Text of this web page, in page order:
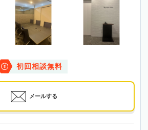
初回相談無料
メールする